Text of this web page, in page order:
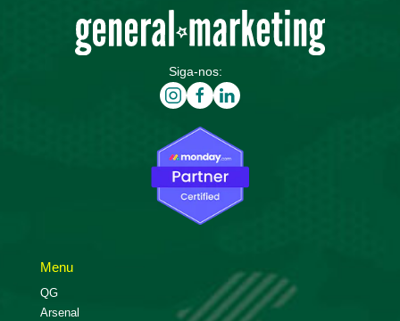
Siga-nos:
Menu
QG
Arsenal